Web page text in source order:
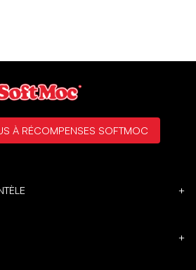
+
+
À RÉCOMPENSES SOFTMOC